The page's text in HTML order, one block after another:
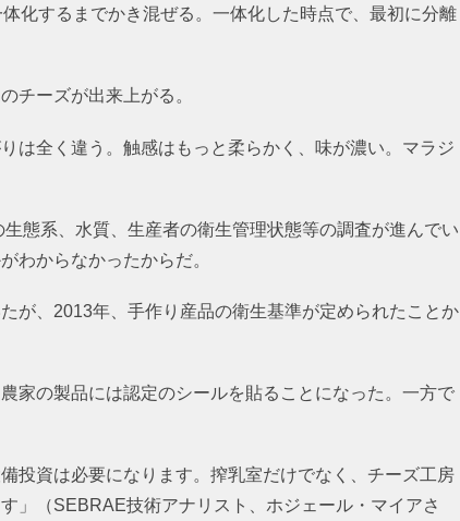
化するまでかき混ぜる。一体化した時点で、最初に分離
チーズが出来上がる。
は全く違う。触感はもっと柔らかく、味が濃い。マラジ
態系、水質、生産者の衛生管理状態等の調査が進んでい
わからなかったからだ。
が、2013年、手作り産品の衛生基準が定められたことか
家の製品には認定のシールを貼ることになった。一方で
投資は必要になります。搾乳室だけでなく、チーズ工房
（SEBRAE技術アナリスト、ホジェール・マイアさん）